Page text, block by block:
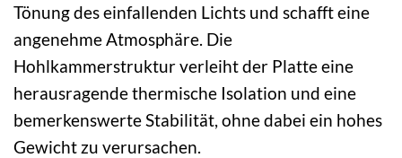
Tönung des einfallenden Lichts und schafft eine
angenehme Atmosphäre. Die
Hohlkammerstruktur verleiht der Platte eine
herausragende thermische Isolation und eine
bemerkenswerte Stabilität, ohne dabei ein hohes
Gewicht zu verursachen.